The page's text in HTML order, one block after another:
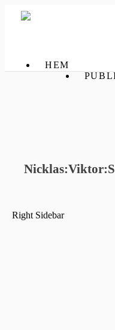
HEM
Right Sidebar